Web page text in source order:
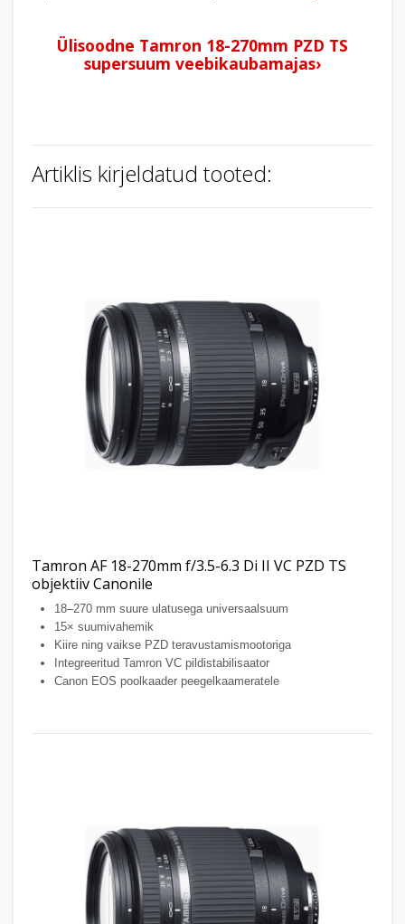
Ülisoodne Tamron 18-270mm PZD TS
supersuum veebikaubamajas›
Artiklis kirjeldatud tooted:
Tamron AF 18-270mm f/3.5-6.3 Di II VC PZD TS
objektiiv Canonile
18–270 mm suure ulatusega universaalsuum
15× suumivahemik
Kiire ning vaikse PZD teravustamismootoriga
Integreeritud Tamron VC pildistabilisaator
Canon EOS poolkaader peegelkaameratele